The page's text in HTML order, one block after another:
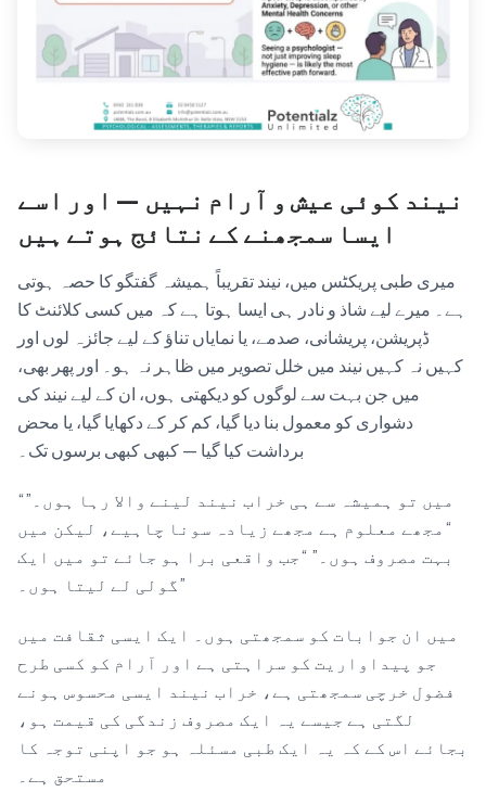
نیند کوئی عیش و آرام نہیں — اور اسے
ایسا سمجھنے کے نتائج ہوتے ہیں
میری طبی پریکٹس میں، نیند تقریباً ہمیشہ گفتگو کا حصہ ہوتی
ہے۔ میرے لیے شاذ و نادر ہی ایسا ہوتا ہے کہ میں کسی کلائنٹ کا
ڈپریشن، پریشانی، صدمے، یا نمایاں تناؤ کے لیے جائزہ لوں اور
کہیں نہ کہیں نیند میں خلل تصویر میں ظاہر نہ ہو۔ اور پھر بھی،
میں جن بہت سے لوگوں کو دیکھتی ہوں، ان کے لیے نیند کی
دشواری کو معمول بنا دیا گیا، کم کر کے دکھایا گیا، یا محض
برداشت کیا گیا — کبھی کبھی برسوں تک۔
“میں تو ہمیشہ سے ہی خراب نیند لینے والا رہا ہوں۔”
“مجھے معلوم ہے مجھے زیادہ سونا چاہیے، لیکن میں
بہت مصروف ہوں۔” “جب واقعی برا ہو جائے تو میں ایک
گولی لے لیتا ہوں۔”
میں ان جوابات کو سمجھتی ہوں۔ ایک ایسی ثقافت میں
جو پیداواریت کو سراہتی ہے اور آرام کو کسی طرح
فضول خرچی سمجھتی ہے، خراب نیند ایسی محسوس ہونے
لگتی ہے جیسے یہ ایک مصروف زندگی کی قیمت ہو،
بجائے اس کے کہ یہ ایک طبی مسئلہ ہو جو اپنی توجہ کا
مستحق ہے۔